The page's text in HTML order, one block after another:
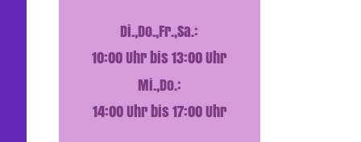
Di.,Do.,Fr.,Sa.:
10:00 Uhr bis 13:00 Uhr
Mi.,Do.:
14:00 Uhr bis 17:00 Uhr